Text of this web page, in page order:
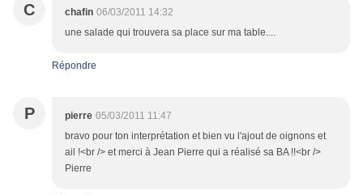
C chafin 06/03/2011 14:32
une salade qui trouvera sa place sur ma table....
Répondre
P pierre 05/03/2011 11:47
bravo pour ton interprétation et bien vu l'ajout de oignons et
ail !<br /> et merci à Jean Pierre qui a réalisé sa BA !!<br />
Pierre